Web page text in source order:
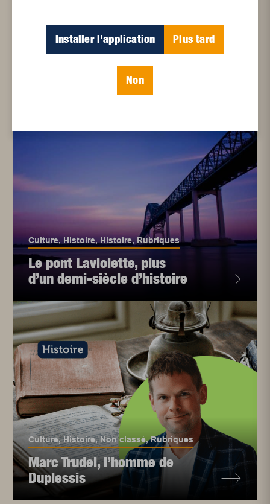
Culture
À la croisée des chemins,
entre l’art et la
technologie : Démysti...
Culture, Histoire,Histoire,Rubriques
Le pont Laviolette, plus
d’un demi-siècle d’histoire
Culture,Histoire,Non classé,Rubriques
Marc Trudel, l’homme de
Duplessis
Installer l'application Plus tard
Non